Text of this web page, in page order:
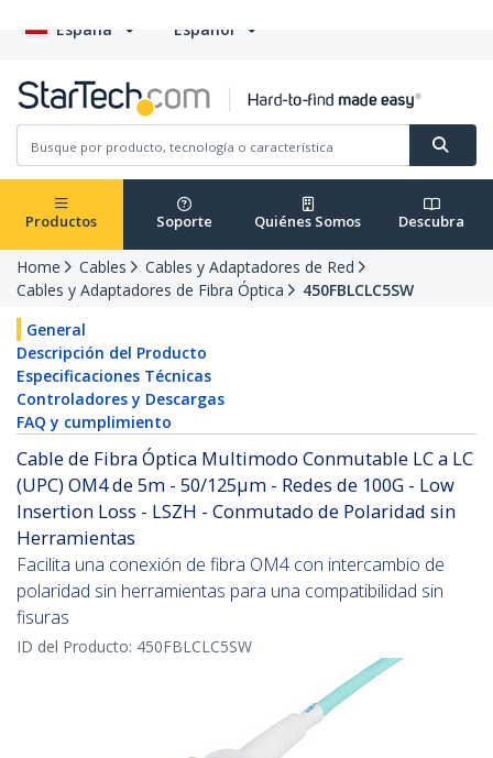
España Español
Productos Soporte Quiénes Somos Descubra
Home Cables
Cables y Adaptadores de Red
Cables y Adaptadores de Fibra Óptica
450FBLCLC5SW
General
Descripción del Producto
Especificaciones Técnicas
Controladores y Descargas
FAQ y cumplimiento
Cable de Fibra Óptica Multimodo Conmutable LC a LC
(UPC) OM4 de 5m - 50/125µm - Redes de 100G - Low
Insertion Loss - LSZH - Conmutado de Polaridad sin
Herramientas
Facilita una conexión de fibra OM4 con intercambio de
polaridad sin herramientas para una compatibilidad sin
fisuras
ID del Producto: 450FBLCLC5SW